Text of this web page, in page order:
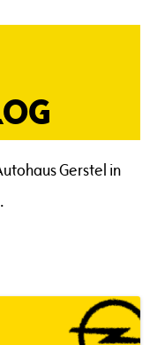
Gerstel in